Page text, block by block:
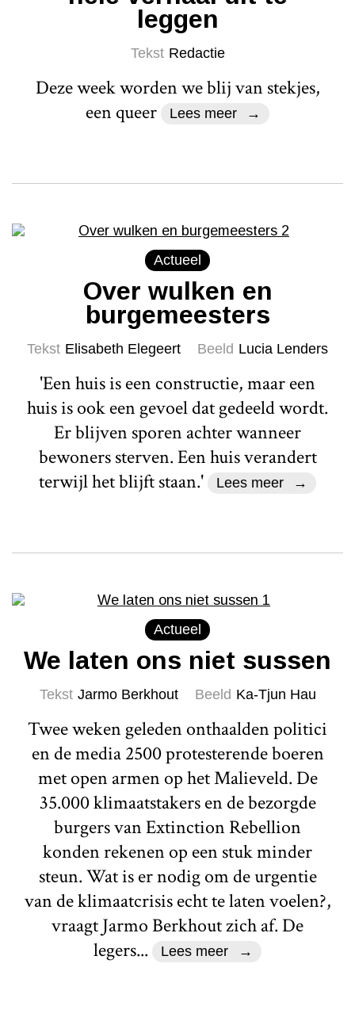
leggen
Tekst Redactie
Deze week worden we blij van stekjes,
een queer
Lees meer
Actueel
Over wulken en
burgemeesters
Tekst Elisabeth Elegeert Beeld Lucia Lenders
'Een huis is een constructie, maar een
huis is ook een gevoel dat gedeeld wordt.
Er blijven sporen achter wanneer
bewoners sterven. Een huis verandert
terwijl het blijft staan.'
Lees meer
Actueel
We laten ons niet sussen
Tekst Jarmo Berkhout Beeld Ka-Tjun Hau
Twee weken geleden onthaalden politici
en de media 2500 protesterende boeren
met open armen op het Malieveld. De
35.000 klimaatstakers en de bezorgde
burgers van Extinction Rebellion
konden rekenen op een stuk minder
steun. Wat is er nodig om de urgentie
van de klimaatcrisis echt te laten voelen?,
vraagt Jarmo Berkhout zich af. De
legers...
Lees meer